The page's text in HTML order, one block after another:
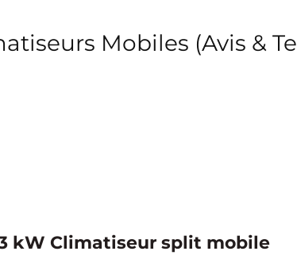
Mobiles (Avis &
kW Climatiseur split mobile